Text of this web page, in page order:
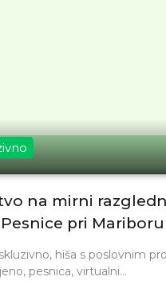
na mirni
pri Mariboru
hiša s poslovnim
pesnica, virtualni…
pomočjo do